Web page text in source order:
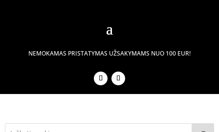
NEMOKAMAS PRISTATYMAS UŽSAKYMAMS NUO 100 EUR!